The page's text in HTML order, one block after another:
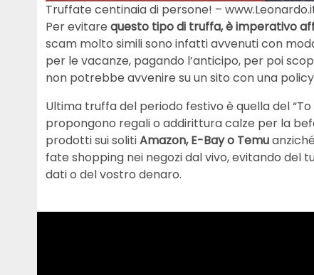
Truffate centinaia di persone! –
Per evitare questo tipo di truffa, è imperativo
scam molto simili sono infatti avvenuti con
per le vacanze, pagando l’anticipo, per poi
non potrebbe avvenire su un sito con una
Ultima truffa del periodo festivo è quella del
propongono regali o addirittura calze per la
prodotti sui solitiAmazon, E-Bay o Temu
fate shopping nei negozi dal vivo, evitando del
dati o del vostro denaro.